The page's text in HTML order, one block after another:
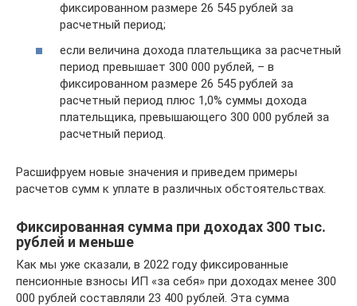
фиксированном размере 26 545 рублей за
расчетный период;
если величина дохода плательщика за расчетный
период превышает 300 000 рублей, – в
фиксированном размере 26 545 рублей за
расчетный период плюс 1,0% суммы дохода
плательщика, превышающего 300 000 рублей за
расчетный период.
Расшифруем новые значения и приведем примеры
расчетов сумм к уплате в различных обстоятельствах.
Фиксированная сумма при доходах 300 тыс.
рублей и меньше
Как мы уже сказали, в 2022 году фиксированные
пенсионные взносы ИП «за себя» при доходах менее 300
000 рублей составляли 23 400 рублей. Эта сумма